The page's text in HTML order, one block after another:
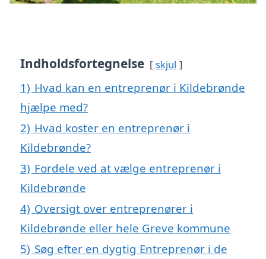
Indholdsfortegnelse skjul
1) Hvad kan en entreprenør i Kildebrønde
hjælpe med?
2) Hvad koster en entreprenør i
Kildebrønde?
3) Fordele ved at vælge entreprenør i
Kildebrønde
4) Oversigt over entreprenører i
Kildebrønde eller hele Greve kommune
5) Søg efter en dygtig Entreprenør i de